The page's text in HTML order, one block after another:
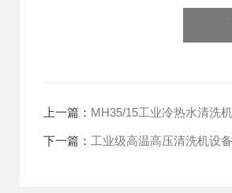
上一篇： MH35/15工业冷热水清洗
下一篇： 工业级高温高压清洗机设备